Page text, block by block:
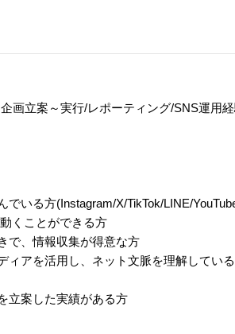
画立案～実行/レポーティング/SNS運用経
でいる方(Instagram/X/TikTok/LINE/
くことができる方
で、情報収集が得意な方
ィアを活用し、ネット文脈を理解してい
立案した実績がある方